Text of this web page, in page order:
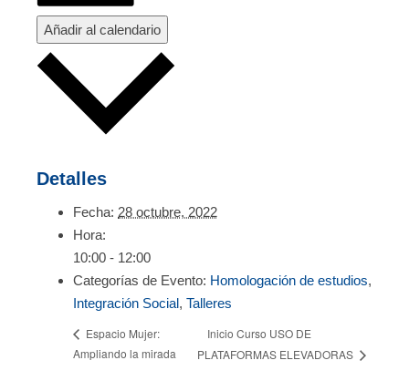
Añadir al calendario
Detalles
Fecha: 28 octubre, 2022
Hora:
10:00 - 12:00
Categorías de Evento: Homologación de estudios,
Integración Social, Talleres
Espacio Mujer:
Ampliando la mirada
Inicio Curso USO DE
PLATAFORMAS ELEVADORAS